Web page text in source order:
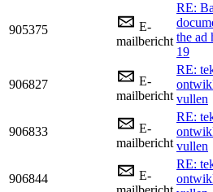
905375
E-
mailbericht
RE:
the ad
19
906827
E-
mailbericht
RE:
vullen
906833
E-
mailbericht
RE:
vullen
906844
E-
RE: